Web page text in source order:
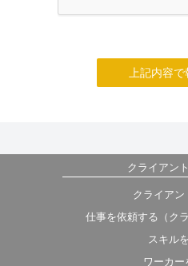
上記内容
クライアン
クライアン
仕事を依頼する（ク
スキル
ワーカー